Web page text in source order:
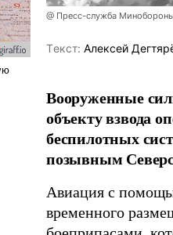
@ Пресс-служба
Tекст: Алексей
Вооруженные
объекту взвода
беспилотных
позывным
Авиация с
временного